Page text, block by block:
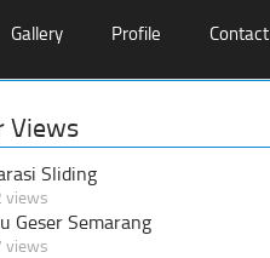
Gallery Profile Contact
Views
Sliding
views
Geser Semarang
views